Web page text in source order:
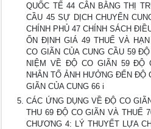
QUỐC TẾ 44 CÂN BẰNG THỊ
CẦU 45 SỰ DỊCH CHUYỂN
CHÍNH PHỦ 47 CHÍNH SÁCH
ỔN ĐỊNH GIÁ 49 THUẾ VÀ
CO GIÃN CỦA CUNG CẦU 59
NIỆM VỀ ĐỘ CO GIÃN 59 ĐỘ
NHÂN TỐ ẢNH HƯỞNG ĐẾN ĐỘ
GIÃN CỦA CUNG 66 i
CÁC ỨNG DỤNG VỀ ĐỘ CO
THU 69 ĐỘ CO GIÃN VÀ THUẾ
CHƯƠNG 4: LÝ THUYẾT LỰA